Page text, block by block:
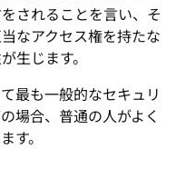
されることを言い、そ
なアクセス権を持たな
生じます。
最も一般的なセキュリ
場合、普通の人がよく
す。